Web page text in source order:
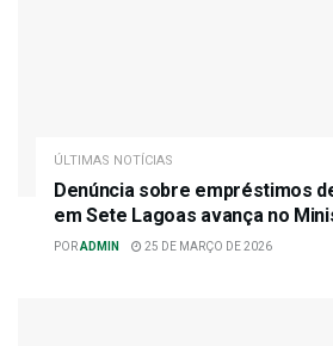
ÚLTIMAS NOTÍCIAS
Denúncia sobre empréstimos
em Sete Lagoas avança no
PORADMIN 25 DE MARÇO DE 2026